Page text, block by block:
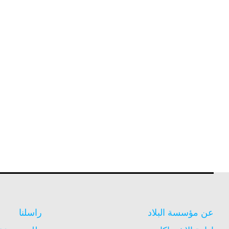
عن مؤسسة البلاد
راسلنا